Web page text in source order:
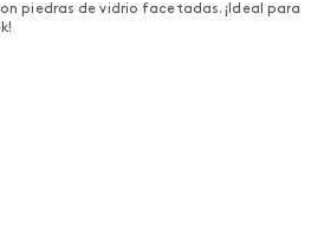
piedras de vidrio facetadas. ¡Ideal para